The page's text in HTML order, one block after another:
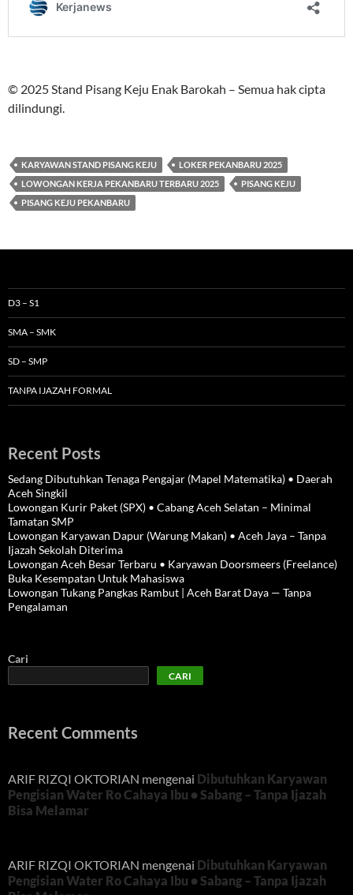
© 2025 Stand Pisang Keju Enak Barokah – Semua hak cipta
dilindungi.
KARYAWAN STAND PISANG KEJU
LOKER PEKANBARU 2025
LOWONGAN KERJA PEKANBARU TERBARU 2025
PISANG KEJU
PISANG KEJU PEKANBARU
D3 – S1
SMA – SMK
SD – SMP
TANPA IJAZAH FORMAL
Recent Posts
Sedang Dibutuhkan Tenaga Pengajar (Mapel Matematika) • Daerah
Aceh Singkil
Lowongan Kurir Paket (SPX) • Cabang Aceh Selatan – Minimal
Tamatan SMP
Lowongan Karyawan Dapur (Warung Makan) • Aceh Jaya – Tanpa
Ijazah Sekolah Diterima
Lowongan Aceh Besar Terbaru • Karyawan Doorsmeers (Freelance)
Buka Kesempatan Untuk Mahasiswa
Lowongan Tukang Pangkas Rambut | Aceh Barat Daya — Tanpa
Pengalaman
Cari
CARI
Recent Comments
ARIF RIZQI OKTORIAN mengenai Dibutuhkan Karyawan
Pengisian Water Ro Cahaya Ibu • Sabang – Tanpa Ijazah
Bisa Melamar
ARIF RIZQI OKTORIAN mengenai Dibutuhkan Karyawan
Pengisian Water Ro Cahaya Ibu • Sabang – Tanpa Ijazah